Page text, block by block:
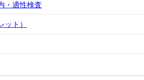
・適性検査
ット）